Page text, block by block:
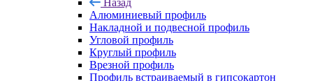
Назад
Алюминиевый профиль
Накладной и подвесной профиль
Угловой профиль
Круглый профиль
Врезной профиль
Профиль встраиваемый в гипсокартон